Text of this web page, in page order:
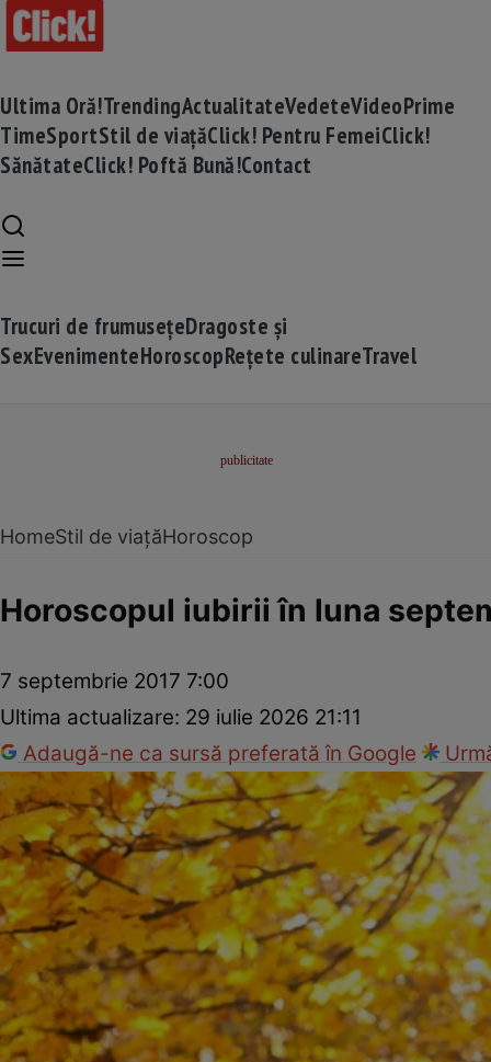
Ultima Oră!TrendingActualitateVedeteVideoPrime
TimeSportStil de viațăClick! Pentru FemeiClick!
SănătateClick! Poftă Bună!Contact
Trucuri de frumusețeDragoste și
SexEvenimenteHoroscopRețete culinareTravel
HomeStil de viațăHoroscop
Horoscopul iubirii în luna
7 septembrie 2017 7:00
Ultima actualizare: 29 iulie 2026 21:11
Adaugă-ne ca sursă preferată în Google